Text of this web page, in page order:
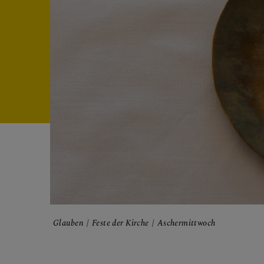
FRAGEN
Kirche
Glauben Feste der Kirche Aschermittwoch